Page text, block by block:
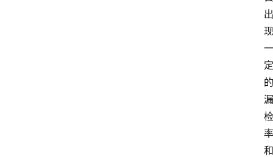
出
现
一
定
的
漏
检
率
和